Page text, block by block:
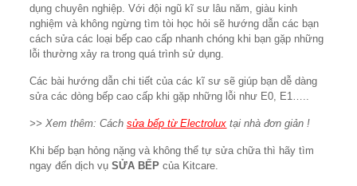
dụng chuyên nghiệp. Với đội ngũ kĩ sư lâu năm, giàu kinh
nghiệm và không ngừng tìm tòi học hỏi sẽ hướng dẫn các bạn
cách sửa các loại bếp cao cấp nhanh chóng khi bạn gặp những
lỗi thường xảy ra trong quá trình sử dụng.
Các bài hướng dẫn chi tiết của các kĩ sư sẽ giúp bạn dễ dàng
sửa các dòng bếp cao cấp khi gặp những lỗi như E0, E1…..
>> Xem thêm: Cáchsửa bếp từ Electrolux tại nhà đơn giản !
Khi bếp bạn hỏng nặng và không thể tự sửa chữa thì hãy tìm
ngay đến dịch vụSỬA BẾPcủa Kitcare.